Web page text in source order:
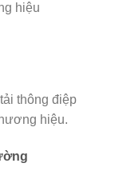
hiệu
thông điệp
hiệu.